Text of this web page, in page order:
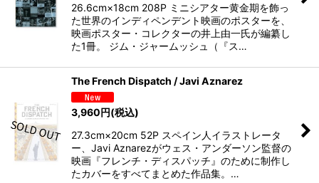
26.6cm×18cm 208P ミニシアター黄金期を飾っ
た世界のインディペンデント映画のポスターを、
映画ポスター・コレクターの井上由一氏が編纂し
た1冊。 ジム・ジャームッシュ（『ス…
The French Dispatch / Javi Aznarez
3,960円(税込)
27.3cm×20cm 52P スペイン人イラストレータ
ー、Javi Aznarezがウェス・アンダーソン監督の
映画『フレンチ・ディスパッチ』のために制作し
たカバーをすべてまとめた作品集。…